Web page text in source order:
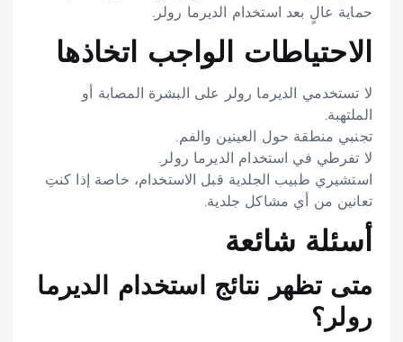
حماية عالٍ بعد استخدام الديرما رولر.
الاحتياطات الواجب اتخاذها
لا تستخدمي الديرما رولر على البشرة المصابة أو
الملتهبة.
تجنبي منطقة حول العينين والفم.
لا تفرطي في استخدام الديرما رولر.
استشيري طبيب الجلدية قبل الاستخدام، خاصة إذا كنتِ
تعانين من أي مشاكل جلدية.
أسئلة شائعة
متى تظهر نتائج استخدام الديرما
رولر؟